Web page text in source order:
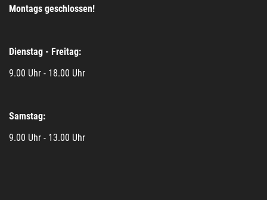
Montags geschlossen!
Dienstag - Freitag:
9.00 Uhr - 18.00 Uhr
Samstag:
9.00 Uhr - 13.00 Uhr